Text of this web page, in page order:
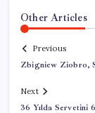
Other Articles
Previous
Zbigniew Ziobro,
Next
36 Yılda Servetini